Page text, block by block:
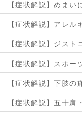
【症状解説】めま
【症状解説】アレ
【症状解説】ジス
【症状解説】スポ
【症状解説】下肢の
【症状解説】五十